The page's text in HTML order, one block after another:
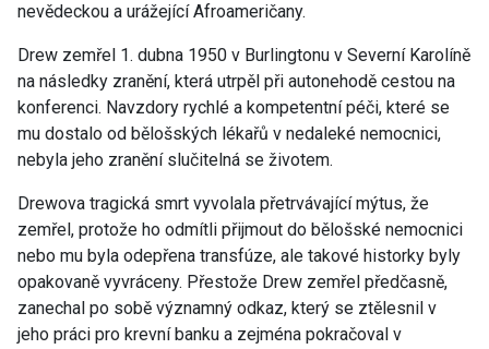
nevědeckou a urážející Afroameričany.
Drew zemřel 1. dubna 1950 v Burlingtonu v Severní Karolíně
na následky zranění, která utrpěl při autonehodě cestou na
konferenci. Navzdory rychlé a kompetentní péči, které se
mu dostalo od bělošských lékařů v nedaleké nemocnici,
nebyla jeho zranění slučitelná se životem.
Drewova tragická smrt vyvolala přetrvávající mýtus, že
zemřel, protože ho odmítli přijmout do bělošské nemocnici
nebo mu byla odepřena transfúze, ale takové historky byly
opakovaně vyvráceny. Přestože Drew zemřel předčasně,
zanechal po sobě významný odkaz, který se ztělesnil v
jeho práci pro krevní banku a zejména pokračoval v